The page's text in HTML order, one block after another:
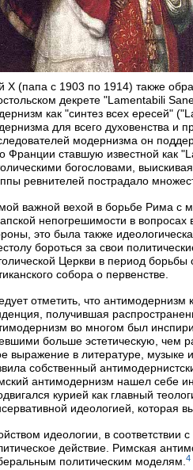
X (папа с 1903 по 1914) также
декрете "Lamentabili
как "синтез всех ересей"
для всего духовенства и
модернизма он
Франции ставшую известной как
богословами,
ревнителей пострадало
важной вехой в борьбе Рима с
непогрешимости в
это была также
бороться за свои
Церкви в период
собора о первенстве.
отметить, что
получившая
во многом был
больше эстетическую, чем
выражение в литературе, музыке
собственный
антимодернизм нашел себе
курией как главный
идеологией, которая
идеологии, в соответствии
действие. Римская
политическим моделям. 4